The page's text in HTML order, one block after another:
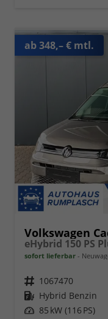
ab 348,– € mtl.
Volkswagen
sofort lieferbar
Fahrzeugnr. 1067470
Kraftstoff Hybrid Benzin
Leistung 85 kW (116 PS)